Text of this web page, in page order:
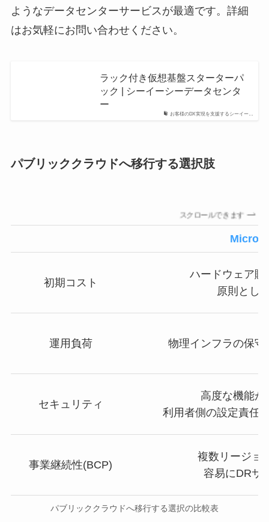
ようなデータセンターサービスが最適です。詳細
はお気軽にお問い合わせください。
お客様のDX実現を支援するシーイー…
ラック付き仮想基盤スターターパ
ック | シーイーシーデータセンタ
ー
パブリッククラウドへ移行する選択肢
スクロールできます
初期コスト
ハードウェア
原則とし
運用負荷 物理インフラの保
セキュリティ
高度な機能
利用者側の設定責任
事業継続性(BCP)
複数リージョ
容易にDRサ
パブリッククラウドへ移行する選択の比較表